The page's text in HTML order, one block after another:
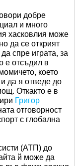
добре
и много
хасковлия може
да се открият
спре играта, за
е отсъдил в
което
да я отведе до
Откакто е в
Григор
отговорност
с глобална
(АТП) до
й може да